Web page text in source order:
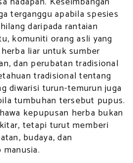
terganggu apabila spesies
daripada rantaian
komuniti orang asli yang
liar untuk sumber
dan perubatan tradisional
tradisional tentang
diwarisi turun-temurun juga
tumbuhan tersebut pupus.
kepupusan herba bukan
tetapi turut memberi
budaya, dan